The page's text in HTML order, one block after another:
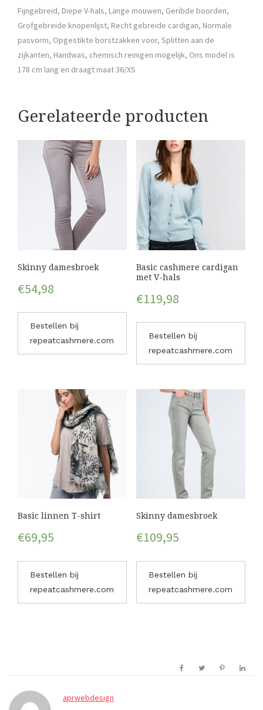
Fijngebreid, Diepe V-hals, Lange mouwen, Geribde boorden,
Grofgebreide knopenlijst, Recht gebreide cardigan, Normale
pasvorm, Opgestikte borstzakken voor, Splitten aan de
zijkanten, Handwas, chemisch reinigen mogelijk, Ons model is
178 cm lang en draagt maat 36/XS
Gerelateerde producten
Skinny damesbroek
€54,98
Bestellen bij
repeatcashmere.com
Basic cashmere cardigan
met V-hals
€119,98
Bestellen bij
repeatcashmere.com
Basic linnen T-shirt
€69,95
Bestellen bij
repeatcashmere.com
Skinny damesbroek
€109,95
Bestellen bij
repeatcashmere.com
aprwebdesign